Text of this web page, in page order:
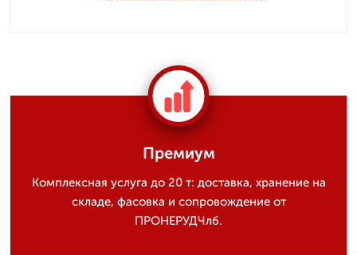
Премиум
Комплексная услуга до 20 т: доставка, хранение на
складе, фасовка и сопровождение от
ПРОНЕРУДЧлб.